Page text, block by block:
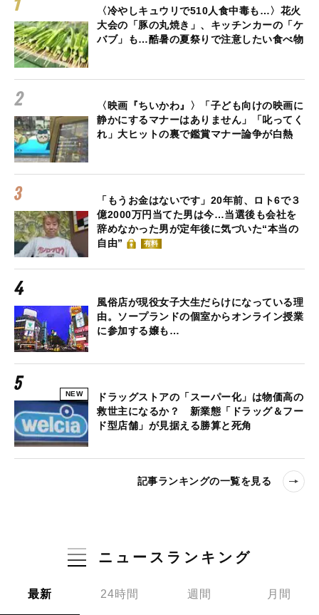
〈冷やしキュウリで510人食中毒も…〉花火
大会の「豚の丸焼き」、キッチンカーの「ケ
バブ」も…酷暑の夏祭りで注意したい食べ物
〈映画『ちいかわ』〉「子ども向けの映画に
静かにするマナーはありません」「叱ってく
れ」大ヒットの裏で鑑賞マナー論争が白熱
「もうお金はないです」20年前、ロト6で３
億2000万円当てた男は今…当選後も会社を
辞めなかった男が定年後に気づいた“本当の
自由”
有料
風俗店が現役女子大生だらけになっている理
由。ソープランドの個室からオンライン授業
に参加する嬢も…
NEW
ドラッグストアの「スーパー化」は物価高の
救世主になるか？ 新業態「ドラッグ＆フー
ド型店舗」が見据える勝算と死角
記事ランキングの一覧を見る
ニュースランキング
最新 24時間 週間 月間